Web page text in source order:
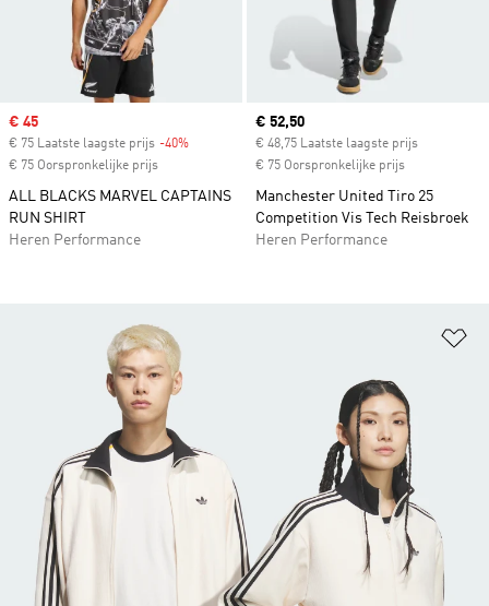
Sale price
€ 45
€ 75 Laatste laagste prijs -40%
€ 75 Oorspronkelijke prijs
ALL BLACKS MARVEL CAPTAINS
RUN SHIRT
Heren Performance
Current price
€ 52,50
€ 48,75 Laatste laagste prijs
€ 75 Oorspronkelijke prijs
Manchester United Tiro 25
Competition Vis Tech Reisbroek
Heren Performance